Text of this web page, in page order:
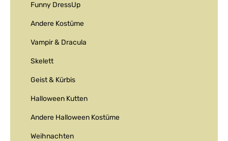
Funny DressUp
Andere Kostüme
Vampir & Dracula
Skelett
Geist & Kürbis
Halloween Kutten
Andere Halloween Kostüme
Weihnachten